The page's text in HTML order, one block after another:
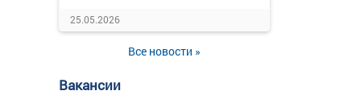
25.05.2026
Все новости »
Вакансии